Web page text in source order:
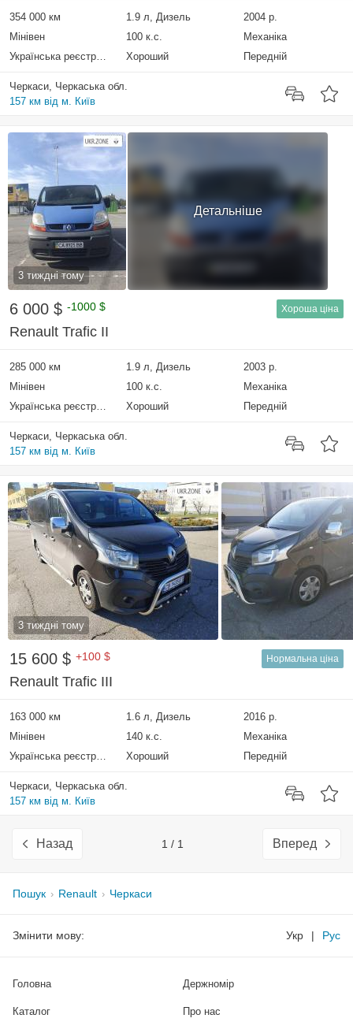
354 000 км 1.9 л, Дизель
2004 р.
Мінівен
100 к.с.
Механіка
Українська реєстрація
Хороший Передній
Черкаси, Черкаська обл.
157 км від м. Київ
3 тиждні тому
Детальніше
6 000 $ -1000 $ Хороша ціна
Renault Trafic II
285 000 км 1.9 л, Дизель
2003 р.
Мінівен
100 к.с.
Механіка
Українська реєстрація
Хороший Передній
Черкаси, Черкаська обл.
157 км від м. Київ
3 тиждні тому
15 600 $ +100 $ Нормальна ціна
Renault Trafic III
163 000 км 1.6 л, Дизель
2016 р.
Мінівен
140 к.с.
Механіка
Українська реєстрація
Хороший Передній
Черкаси, Черкаська обл.
157 км від м. Київ
Назад 1 / 1 Вперед
Пошук Renault Черкаси
Змінити мову: Укр | Рус
Головна
Каталог
Держномір
Про нас